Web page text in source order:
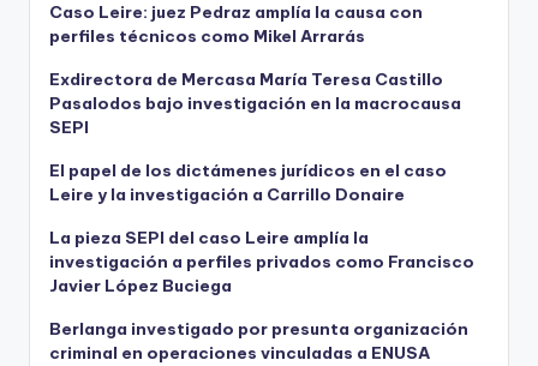
Caso Leire: juez Pedraz amplía la causa con
perfiles técnicos como Mikel Arrarás
Exdirectora de Mercasa María Teresa Castillo
Pasalodos bajo investigación en la macrocausa
SEPI
El papel de los dictámenes jurídicos en el caso
Leire y la investigación a Carrillo Donaire
La pieza SEPI del caso Leire amplía la
investigación a perfiles privados como Francisco
Javier López Buciega
Berlanga investigado por presunta organización
criminal en operaciones vinculadas a ENUSA